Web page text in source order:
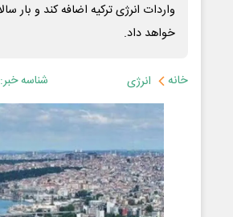
خواهد داد.
خانه انرژی شناسه خبر: 187727